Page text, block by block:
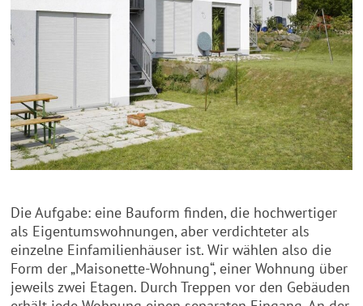
Die Aufgabe: eine Bauform finden, die hochwertiger
als Eigentumswohnungen, aber verdichteter als
einzelne Einfamilienhäuser ist. Wir wählen also die
Form der „Maisonette-Wohnung“, einer Wohnung über
jeweils zwei Etagen. Durch Treppen vor den Gebäuden